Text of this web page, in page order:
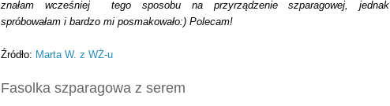
znałam wcześniej tego sposobu na przyrządzenie szparagowej, jednak
spróbowałam i bardzo mi posmakowało:) Polecam!
Źródło: Marta W. z WŻ-u
Fasolka szparagowa z serem